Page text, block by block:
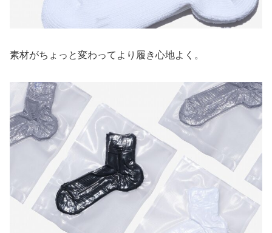
素材がちょっと変わってより履き心地よく。